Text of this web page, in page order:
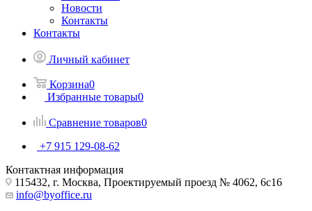
Новости
Контакты
Контакты
Личный кабинет
Корзина0
Избранные товары0
Сравнение товаров0
+7 915 129-08-62
Контактная информация
115432, г. Москва, Проектируемый проезд № 4062, 6с16
info@byoffice.ru